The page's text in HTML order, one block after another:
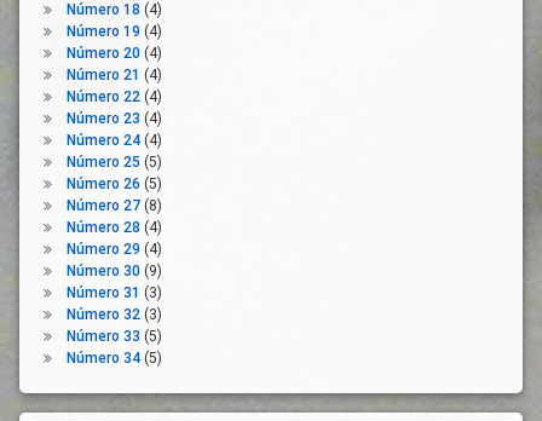
León
Organizaciones
Empresariales
Organizaciones
Sindicales
Población
Progreso
Reactivación
Reconstrucción
Salamanca
Servicios
Públicos
Sistema
Sociedad
Renta
Garantizada
De
Ciudadanía
Seguridad
Social
UGT
Unidas
Podemos
Número 18 (4)
Número 19 (4)
Número 20(4)
Número 21 (4)
Número 22(4)
Número 23 (4)
Número 24(4)
Número 25 (5)
Número 26 (5)
Número 27(8)
Número 28 (4)
Número 29 (4)
Número 30(9)
Número 31 (3)
Número 32(3)
Número 33 (5)
Número 34(5)